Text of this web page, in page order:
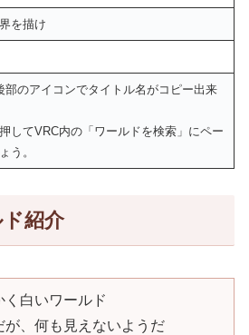
を描け
部のアイコンでタイトル名がコピー出来
してVRC内の「ワールドを検索」にペー
う。
紹介
白いワールド
が、何も見えないようだ